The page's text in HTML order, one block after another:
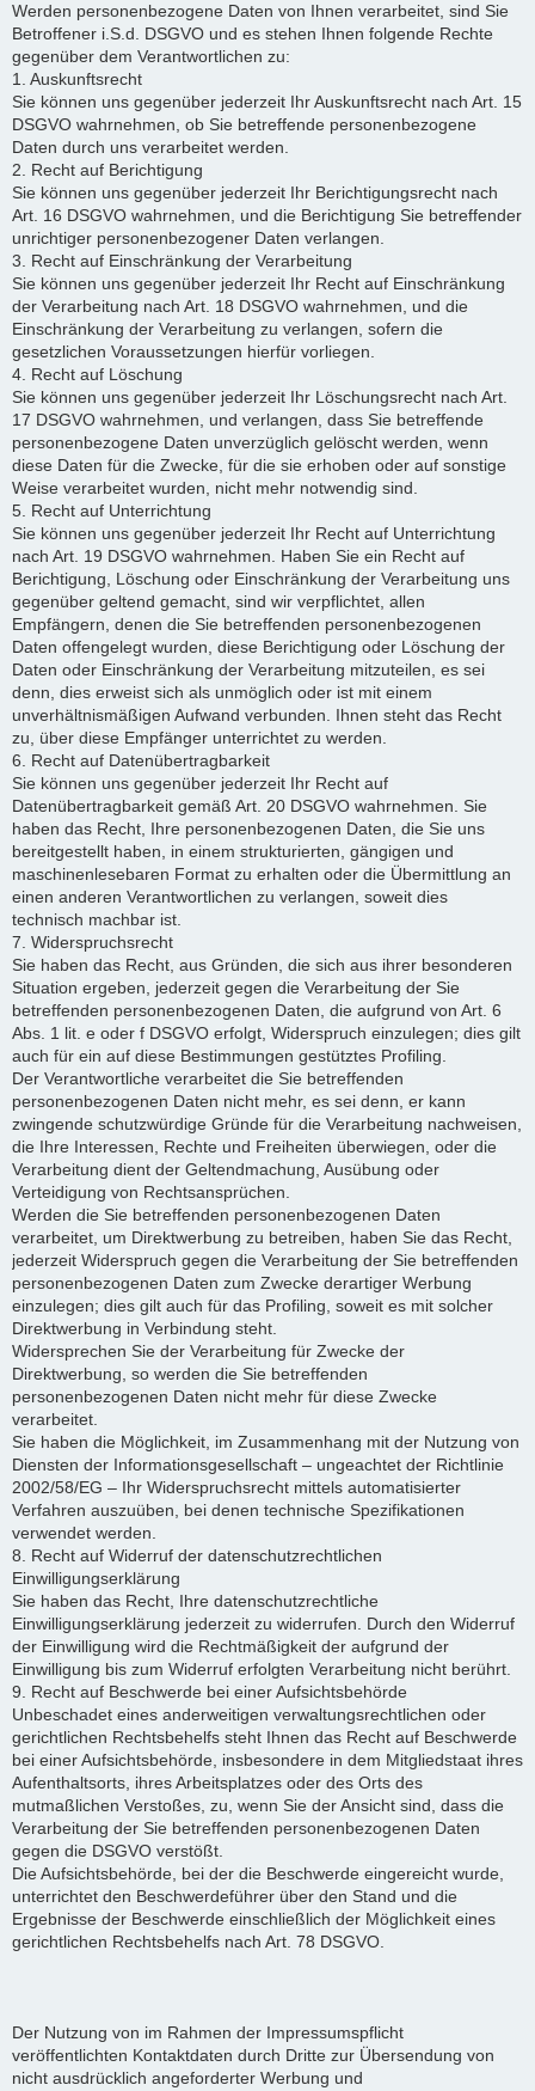
Werden personenbezogene Daten von Ihnen verarbeitet, sind Sie
Betroffener i.S.d. DSGVO und es stehen Ihnen folgende Rechte
gegenüber dem Verantwortlichen zu:
1. Auskunftsrecht
Sie können uns gegenüber jederzeit Ihr Auskunftsrecht nach Art. 15
DSGVO wahrnehmen, ob Sie betreffende personenbezogene
Daten durch uns verarbeitet werden.
2. Recht auf Berichtigung
Sie können uns gegenüber jederzeit Ihr Berichtigungsrecht nach
Art. 16 DSGVO wahrnehmen, und die Berichtigung Sie betreffender
unrichtiger personenbezogener Daten verlangen.
3. Recht auf Einschränkung der Verarbeitung
Sie können uns gegenüber jederzeit Ihr Recht auf Einschränkung
der Verarbeitung nach Art. 18 DSGVO wahrnehmen, und die
Einschränkung der Verarbeitung zu verlangen, sofern die
gesetzlichen Voraussetzungen hierfür vorliegen.
4. Recht auf Löschung
Sie können uns gegenüber jederzeit Ihr Löschungsrecht nach Art.
17 DSGVO wahrnehmen, und verlangen, dass Sie betreffende
personenbezogene Daten unverzüglich gelöscht werden, wenn
diese Daten für die Zwecke, für die sie erhoben oder auf sonstige
Weise verarbeitet wurden, nicht mehr notwendig sind.
5. Recht auf Unterrichtung
Sie können uns gegenüber jederzeit Ihr Recht auf Unterrichtung
nach Art. 19 DSGVO wahrnehmen. Haben Sie ein Recht auf
Berichtigung, Löschung oder Einschränkung der Verarbeitung uns
gegenüber geltend gemacht, sind wir verpflichtet, allen
Empfängern, denen die Sie betreffenden personenbezogenen
Daten offengelegt wurden, diese Berichtigung oder Löschung der
Daten oder Einschränkung der Verarbeitung mitzuteilen, es sei
denn, dies erweist sich als unmöglich oder ist mit einem
unverhältnismäßigen Aufwand verbunden. Ihnen steht das Recht
zu, über diese Empfänger unterrichtet zu werden.
6. Recht auf Datenübertragbarkeit
Sie können uns gegenüber jederzeit Ihr Recht auf
Datenübertragbarkeit gemäß Art. 20 DSGVO wahrnehmen. Sie
haben das Recht, Ihre personenbezogenen Daten, die Sie uns
bereitgestellt haben, in einem strukturierten, gängigen und
maschinenlesebaren Format zu erhalten oder die Übermittlung an
einen anderen Verantwortlichen zu verlangen, soweit dies
technisch machbar ist.
7. Widerspruchsrecht
Sie haben das Recht, aus Gründen, die sich aus ihrer besonderen
Situation ergeben, jederzeit gegen die Verarbeitung der Sie
betreffenden personenbezogenen Daten, die aufgrund von Art. 6
Abs. 1 lit. e oder f DSGVO erfolgt, Widerspruch einzulegen; dies gilt
auch für ein auf diese Bestimmungen gestütztes Profiling.
Der Verantwortliche verarbeitet die Sie betreffenden
personenbezogenen Daten nicht mehr, es sei denn, er kann
zwingende schutzwürdige Gründe für die Verarbeitung nachweisen,
die Ihre Interessen, Rechte und Freiheiten überwiegen, oder die
Verarbeitung dient der Geltendmachung, Ausübung oder
Verteidigung von Rechtsansprüchen.
Werden die Sie betreffenden personenbezogenen Daten
verarbeitet, um Direktwerbung zu betreiben, haben Sie das Recht,
jederzeit Widerspruch gegen die Verarbeitung der Sie betreffenden
personenbezogenen Daten zum Zwecke derartiger Werbung
einzulegen; dies gilt auch für das Profiling, soweit es mit solcher
Direktwerbung in Verbindung steht.
Widersprechen Sie der Verarbeitung für Zwecke der
Direktwerbung, so werden die Sie betreffenden
personenbezogenen Daten nicht mehr für diese Zwecke
verarbeitet.
Sie haben die Möglichkeit, im Zusammenhang mit der Nutzung von
Diensten der Informationsgesellschaft – ungeachtet der Richtlinie
2002/58/EG – Ihr Widerspruchsrecht mittels automatisierter
Verfahren auszuüben, bei denen technische Spezifikationen
verwendet werden.
8. Recht auf Widerruf der datenschutzrechtlichen
Einwilligungserklärung
Sie haben das Recht, Ihre datenschutzrechtliche
Einwilligungserklärung jederzeit zu widerrufen. Durch den Widerruf
der Einwilligung wird die Rechtmäßigkeit der aufgrund der
Einwilligung bis zum Widerruf erfolgten Verarbeitung nicht berührt.
9. Recht auf Beschwerde bei einer Aufsichtsbehörde
Unbeschadet eines anderweitigen verwaltungsrechtlichen oder
gerichtlichen Rechtsbehelfs steht Ihnen das Recht auf Beschwerde
bei einer Aufsichtsbehörde, insbesondere in dem Mitgliedstaat ihres
Aufenthaltsorts, ihres Arbeitsplatzes oder des Orts des
mutmaßlichen Verstoßes, zu, wenn Sie der Ansicht sind, dass die
Verarbeitung der Sie betreffenden personenbezogenen Daten
gegen die DSGVO verstößt.
Die Aufsichtsbehörde, bei der die Beschwerde eingereicht wurde,
unterrichtet den Beschwerdeführer über den Stand und die
Ergebnisse der Beschwerde einschließlich der Möglichkeit eines
gerichtlichen Rechtsbehelfs nach Art. 78 DSGVO.
Der Nutzung von im Rahmen der Impressumspflicht
veröffentlichten Kontaktdaten durch Dritte zur Übersendung von
nicht ausdrücklich angeforderter Werbung und